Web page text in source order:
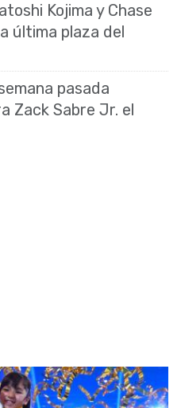
Kojima y Chase
última plaza del
pasada
Zack Sabre Jr. el